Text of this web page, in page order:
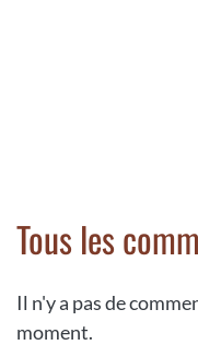
Tous les
Il n'y a pas de
moment.